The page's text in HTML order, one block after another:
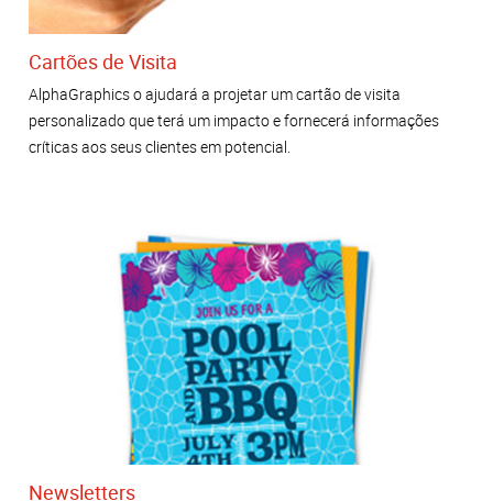
Cartões de Visita
AlphaGraphics o ajudará a projetar um cartão de visita
personalizado que terá um impacto e fornecerá informações
críticas aos seus clientes em potencial.
Newsletters